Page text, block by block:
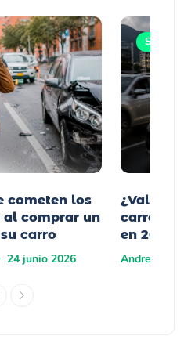
cometen los
al comprar un
carro
24 junio 2026
Seguro
¿Vale la
carro
en 2026?
Andres